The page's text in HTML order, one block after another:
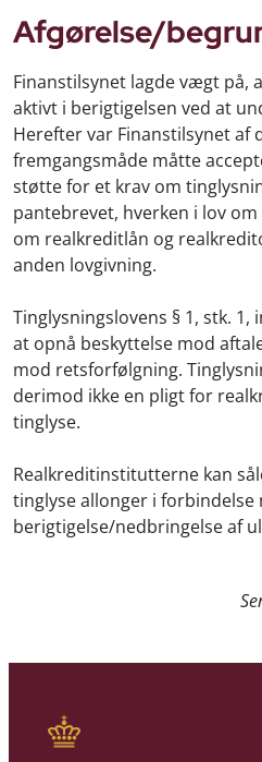
Afgørelse/
Finanstilsynet lagde vægt på,
aktivt i berigtigelsen ved at
Herefter var Finanstilsynet af
fremgangsmåde måtte
støtte for et krav om
pantebrevet, hverken i lov
om realkreditlån og
anden lovgivning.
Tinglysningslovens § 1, stk.
at opnå beskyttelse mod
mod retsforfølgning.
derimod ikke en pligt for
tinglyse.
Realkreditinstitutterne kan
tinglyse allonger i forbindelse
berigtigelse/nedbringelse af